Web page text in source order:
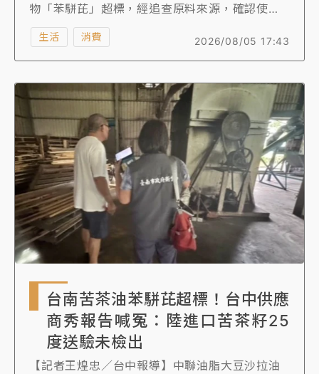
物「苯駢芘」超標，經追查原料來源，確認使用
的苦茶籽來自台中市金品芳食品公司，台中市食
安處接獲通報立即啟動追查，除掌握原料流向與
庫存外，也針對同批茶籽製成的苦茶油進行抽驗
用現有庫存茶籽。目前查出該批茶籽共流向台南
及台中3家業者，尚有16.17公噸庫存已全面停
用，其中由同批茶籽製成的苦茶油已有44瓶透過
網路售出。
2026/08/05 17:43
生活 消費
台南苦茶油苯駢芘超標！台中供應
商秀報告喊冤：陸進口苦茶籽25
度送驗未檢出
【記者王煌忠／台中報導】中聯油脂大豆沙拉油